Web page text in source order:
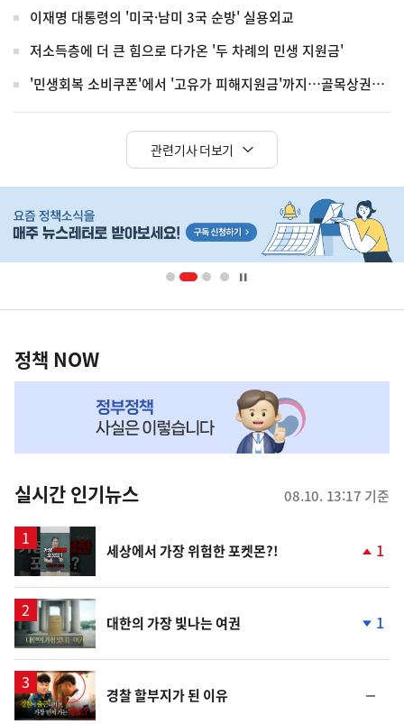
이재명 대통령의 '미국·남미 3국 순방' 실용외교
저소득층에 더 큰 힘으로 다가온 '두 차례의 민생 지원금'
'민생회복 소비쿠폰'에서 '고유가 피해지원금'까지…골목상권에 돌아온 활기
관련기사 더보기
단
배
영
책
NOW,
뉴
스
정책 NOW
실시간 인기뉴스 08.10. 13:17 기준
영
세상에서 가장 위험한 포켓몬?! 1
영
상
대한의 가장 빛나는 여권 1
영
상
경찰 할부지가 된 이유